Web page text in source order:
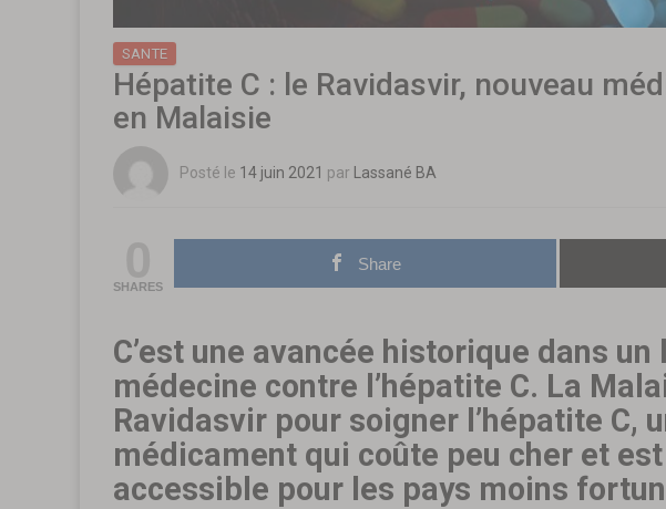
SANTE
Hépatite C : le Ravidasvir, nouveau
en Malaisie
Posté le 14 juin 2021 par Lassané BA
SHARES
Share
C’est une avancée historique dans
médecine contre l’hépatite C. La
Ravidasvir pour soigner l’hépatite C,
médicament qui coûte peu cher et
accessible pour les pays moins